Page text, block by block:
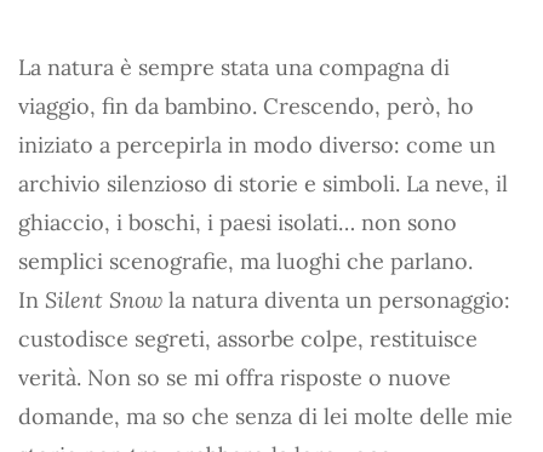
La natura è sempre stata una compagna di
viaggio, fin da bambino. Crescendo, però, ho
iniziato a percepirla in modo diverso: come un
archivio silenzioso di storie e simboli. La neve, il
ghiaccio, i boschi, i paesi isolati… non sono
semplici scenografie, ma luoghi che parlano.
In Silent Snow la natura diventa un personaggio:
custodisce segreti, assorbe colpe, restituisce
verità. Non so se mi offra risposte o nuove
domande, ma so che senza di lei molte delle mie